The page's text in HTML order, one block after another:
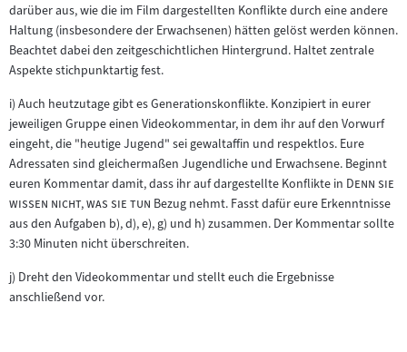
darüber aus, wie die im Film dargestellten Konflikte durch eine andere
Haltung (insbesondere der Erwachsenen) hätten gelöst werden können.
Beachtet dabei den zeitgeschichtlichen Hintergrund. Haltet zentrale
Aspekte stichpunktartig fest.
i) Auch heutzutage gibt es Generationskonflikte. Konzipiert in eurer
jeweiligen Gruppe einen Videokommentar, in dem ihr auf den Vorwurf
eingeht, die "heutige Jugend" sei gewaltaffin und respektlos. Eure
Adressaten sind gleichermaßen Jugendliche und Erwachsene. Beginnt
euren Kommentar damit, dass ihr auf dargestellte Konflikte in "Denn sie
wissen nicht, was sie tun "Bezug nehmt. Fasst dafür eure Erkenntnisse
aus den Aufgaben b), d), e), g) und h) zusammen. Der Kommentar sollte
3:30 Minuten nicht überschreiten.
j) Dreht den Videokommentar und stellt euch die Ergebnisse
anschließend vor.